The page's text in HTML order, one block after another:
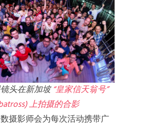
头在新加坡“皇家信天翁号”
上拍摄的合影
摄影师会为每次活动携带广